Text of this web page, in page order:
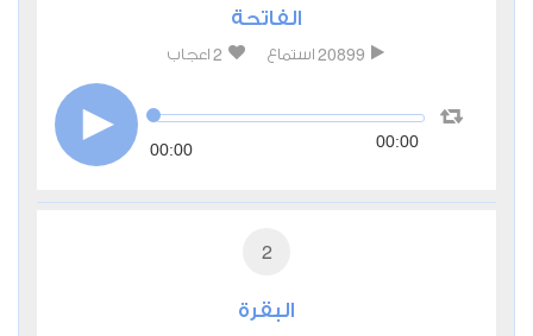
الفاتحة
20899 استماع 2 اعجاب
00:00 00:00
2
البقرة